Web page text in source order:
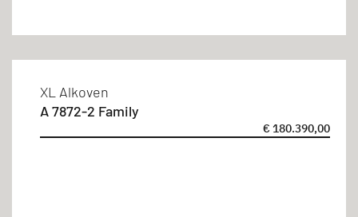
XL Alkoven
A 7872-2 Family
€ 180.390,00